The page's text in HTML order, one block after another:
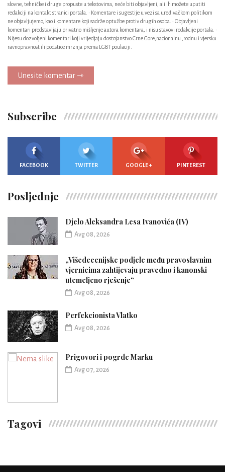
slovne, tehničke i druge propuste u tekstovima, neće biti objavljeni, ali ih možete uputiti
redakciji na kontakt stranici portala. • Komentare i sugestije u vezi sa uređivačkom politikom
ne objavljujemo, kao i komentare koji sadrže optužbe protiv drugih osoba. • Objavljeni
komentari predstavljaju privatno mišljenje autora komentara, i nisu stavovi redakcije portala. •
Nijesu dozvoljeni komentari koji vrijedjaju dostojanstvo Crne Gore,nacionalnu ,rodnu i vjersku
ravnopravnost ili podstice mrznja prema LGBT poulaciji.
Unesite komentar ⇾
Subscribe
FACEBOOK TWITTER GOOGLE + PINTEREST
Posljednje
Djelo Aleksandra Lesa Ivanovića (IV)
Avg 08, 2026
„Višedecenijske podjele među pravoslavnim
vjernicima zahtijevaju pravedno i kanonski
utemeljeno rješenje“
Avg 08, 2026
Perfekcionista Vlatko
Avg 08, 2026
Prigovori i pogrde Marku
Avg 07, 2026
Tagovi